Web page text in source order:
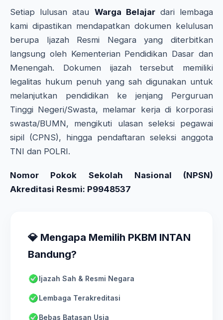
Setiap lulusan atau Warga Belajardari lembaga
kami dipastikan mendapatkan dokumen kelulusan
berupa Ijazah Resmi Negara yang diterbitkan
langsung oleh Kementerian Pendidikan Dasar dan
Menengah. Dokumen ijazah tersebut memiliki
legalitas hukum penuh yang sah digunakan untuk
melanjutkan pendidikan ke jenjang Perguruan
Tinggi Negeri/Swasta, melamar kerja di korporasi
swasta/BUMN, mengikuti ulasan seleksi pegawai
sipil (CPNS), hingga pendaftaran seleksi anggota
TNI dan POLRI.
Nomor Pokok Sekolah Nasional (NPSN)
Akreditasi Resmi: P9948537
💎 Mengapa Memilih PKBM INTAN
Bandung?
Ijazah Sah & Resmi Negara
Lembaga Terakreditasi
Bebas Batasan Usia